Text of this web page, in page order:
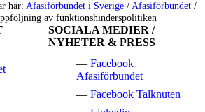
här: Afasiförbundet i Sverige / Afasiförbundet /
av funktionshinderspolitiken
SOCIALA MEDIER /
NYHETER & PRESS
Facebook
Afasiförbundet
Facebook Talknuten